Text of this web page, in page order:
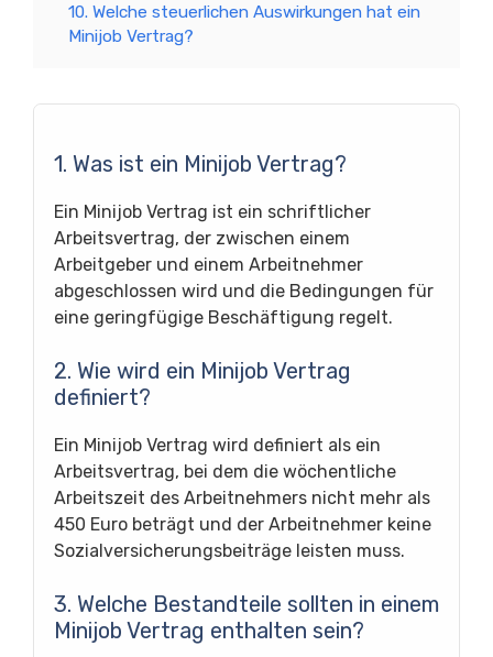
10. Welche steuerlichen Auswirkungen hat ein
Minijob Vertrag?
1. Was ist ein Minijob Vertrag?
Ein Minijob Vertrag ist ein schriftlicher
Arbeitsvertrag, der zwischen einem
Arbeitgeber und einem Arbeitnehmer
abgeschlossen wird und die Bedingungen für
eine geringfügige Beschäftigung regelt.
2. Wie wird ein Minijob Vertrag
definiert?
Ein Minijob Vertrag wird definiert als ein
Arbeitsvertrag, bei dem die wöchentliche
Arbeitszeit des Arbeitnehmers nicht mehr als
450 Euro beträgt und der Arbeitnehmer keine
Sozialversicherungsbeiträge leisten muss.
3. Welche Bestandteile sollten in einem
Minijob Vertrag enthalten sein?